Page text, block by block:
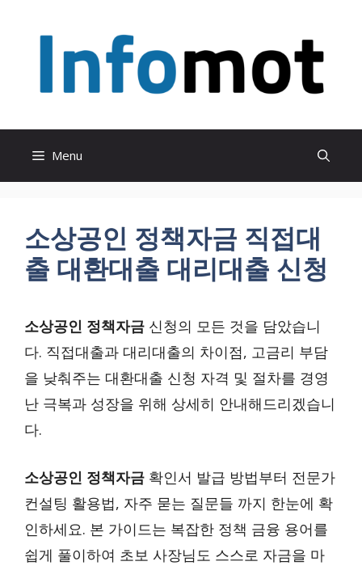
Menu
소상공인 정책자금 직접대
출 대환대출 대리대출 신청
소상공인 정책자금 신청의 모든 것을 담았습니
다. 직접대출과 대리대출의 차이점, 고금리 부담
을 낮춰주는 대환대출 신청 자격 및 절차를 경영
난 극복과 성장을 위해 상세히 안내해드리겠습니
다.
소상공인 정책자금 확인서 발급 방법부터 전문가
컨설팅 활용법, 자주 묻는 질문들 까지 한눈에 확
인하세요. 본 가이드는 복잡한 정책 금융 용어를
쉽게 풀이하여 초보 사장님도 스스로 자금을 마